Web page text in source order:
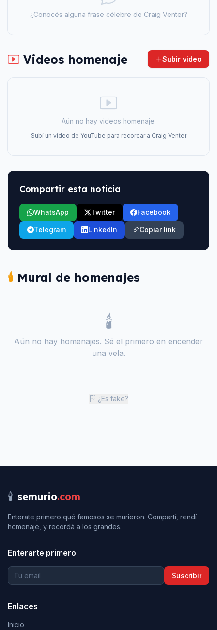
¿Conocés alguna frase célebre de Craig Venter?
Videos homenaje Subir video
Aún no hay videos homenaje.
Subí un video de YouTube para recordar a Craig Venter
Compartir esta noticia
WhatsApp Twitter Facebook
Telegram LinkedIn Copiar link
🕯️ Mural de homenajes
🕯️
Aún no hay homenajes. Sé el primero en encender
una vela.
¿Es fake?
🕯️ semurio.com
Enterate primero qué famosos se murieron. Compartí, rendí
homenaje, y recordá a los grandes.
Enterarte primero
Suscribir
Enlaces
Inicio